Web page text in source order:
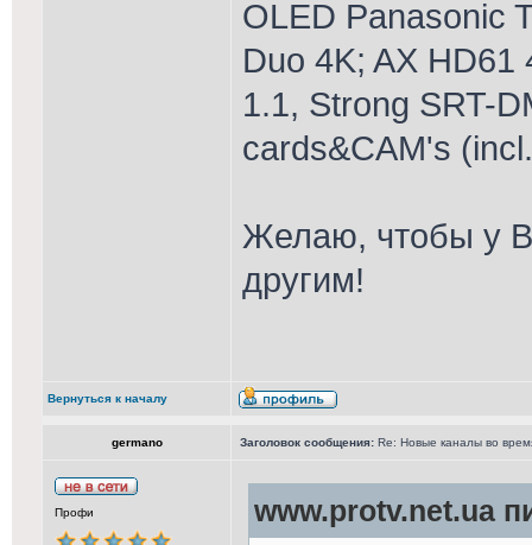
OLED Panasonic
Duo 4K; AX HD61
1.1, Strong SRT-
cards&CAM's
Желаю, чтобы у
другим!
Вернуться к началу
germano Заголовок сообщения: Re: Новые каналы во
Профи www.protv.net.ua